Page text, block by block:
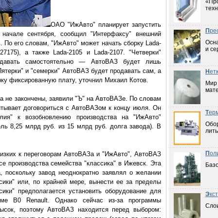
ОАО "ИжАвто" планирует запустить
сентября, сообщил "Интерфаксу" внешний
его словам, "ИжАвто" может начать сборку Lada-
а также Lada-2105 и Lada-2107. "Четверки"
самостоятельно — АвтоВАЗ будет лишь
и "семерки" АвтоВАЗ будет продавать сам, а
фиксированную плату, уточнил Михаил Котов.
не закончены, заявили "Ъ" на АвтоВАЗе. По словам
договориться с АвтоВАЗом к концу июля. Он
к возобновлению производства на "ИжАвто"
8,25 млрд руб. из 15 млрд руб. долга завода). В
к переговорам АвтоВАЗа и "ИжАвто", АвтоВАЗ
производства семейства "классика" в Ижевск. Эта
завод неоднократно заявлял о желании
или, по крайней мере, вынести ее за пределы
предполагается установить оборудование для
В0 Renault. Однако сейчас из-за программы
поэтому АвтоВАЗ находится перед выбором:
П
и
Н
Мир
Т
П
Э